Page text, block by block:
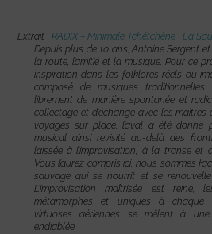
Extrait |RADIX – Minimale Tchétchène | La
Depuis plus de 10 ans, Antoine Sergent
la route, l’amitié et la musique. Pour ce
inspiration dans les folklores réels ou
composé de musiques traditionnelles
librement de manière spontanée et
collectage et d’échange avec les
voyages sur place, l’aval a été donné
musical ainsi revisité au-delà des
laissée à l’improvisation, à la transe et
Vous l’aurez compris ici, nous sommes
sauvage qui se nourrit et se
L’improvisation maîtrisée est reine,
métamorphes et uniques à chaque
virtuoses aériennes se mêlent à
endiablée.